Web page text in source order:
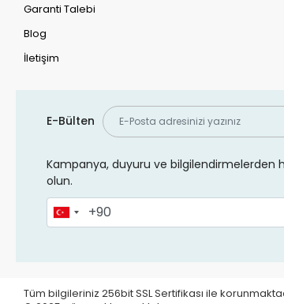
Garanti Talebi
Blog
İletişim
E-Bülten
Kampanya, duyuru ve bilgilendirmelerden
olun.
Tüm bilgileriniz 256bit SSL Sertifikası ile